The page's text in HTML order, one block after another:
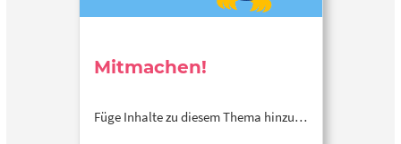
Mitmachen!
Füge Inhalte zu diesem Thema hinzu…